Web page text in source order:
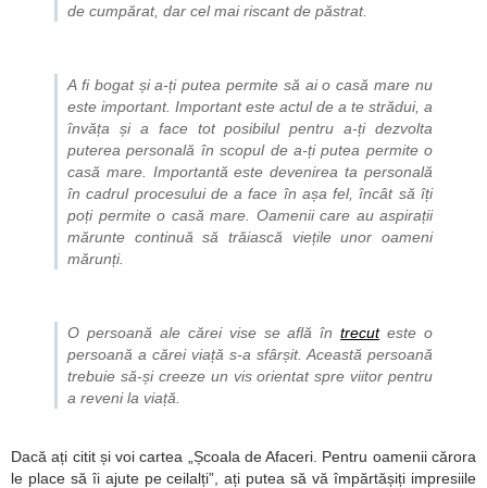
de cumpărat, dar cel mai riscant de păstrat.
A fi bogat și a-ți putea permite să ai o casă mare nu
este important. Important este actul de a te strădui, a
învăța și a face tot posibilul pentru a-ți dezvolta
puterea personală în scopul de a-ți putea permite o
casă mare. Importantă este devenirea ta personală
în cadrul procesului de a face în așa fel, încât să îți
poți permite o casă mare. Oamenii care au aspirații
mărunte continuă să trăiască viețile unor oameni
mărunți.
O persoană ale cărei vise se află întrecuteste o
persoană a cărei viață s-a sfârșit. Această persoană
trebuie să-și creeze un vis orientat spre viitor pentru
a reveni la viață.
Dacă ați citit și voi cartea „Școala de Afaceri. Pentru oamenii cărora
le place să îi ajute pe ceilalți”, ați putea să vă împărtășiți impresiile